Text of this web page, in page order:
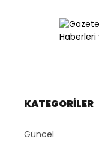
KATEGORİLER
Güncel